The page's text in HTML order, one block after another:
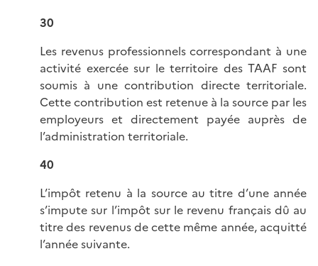
30
Les revenus professionnels correspondant à une
activité exercée sur le territoire des TAAF sont
soumis à une contribution directe territoriale.
Cette contribution est retenue à la source par les
employeurs et directement payée auprès de
l’administration territoriale.
40
L’impôt retenu à la source au titre d’une année
s’impute sur l’impôt sur le revenu français dû au
titre des revenus de cette même année, acquitté
l’année suivante.